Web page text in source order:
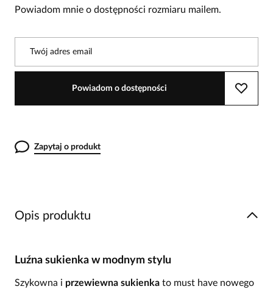
Powiadom mnie o dostępności rozmiaru mailem.
Twój adres email
Powiadom o dostępności
Zapytaj o produkt
Opis produktu
Luźna sukienka w modnym stylu
Szykowna i przewiewna sukienka to must have nowego